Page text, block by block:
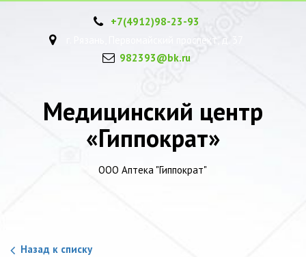
+7(4912)98-23-93
г. Рязань, Первомайский проспект, д. 37
982393@bk.ru
Медицинский центр
«Гиппократ»
ООО Аптека "Гиппократ"
Назад к списку